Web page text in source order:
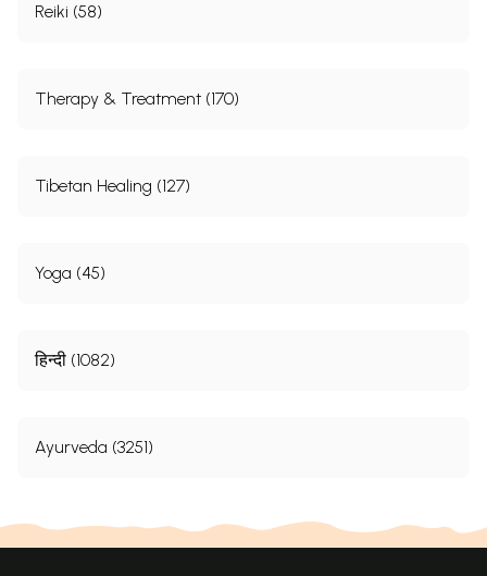
Reiki (58)
Therapy & Treatment (170)
Tibetan Healing (127)
Yoga (45)
हिन्दी (1082)
Ayurveda (3251)